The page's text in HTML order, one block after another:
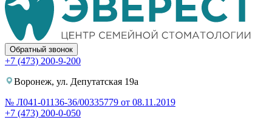
Обратный звонок
+7 (473) 200-9-200
Воронеж, ул. Депутатская 19а
№ Л041-01136-36/00335779 от 08.11.2019
+7 (473) 200-0-050